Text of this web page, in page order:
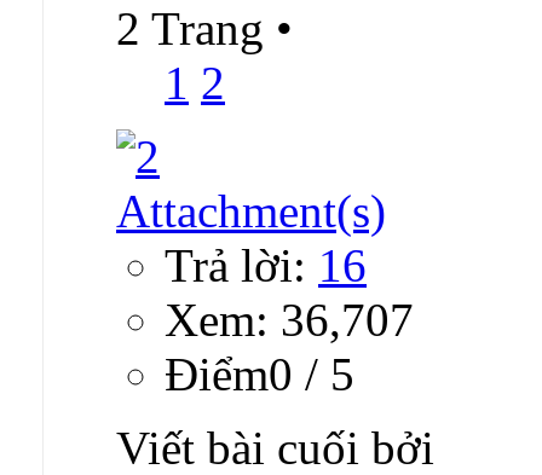
2 Trang •
1 2
Trả lời: 16
Xem: 36,707
Ðiểm0 / 5
Viết bài cuối bởi